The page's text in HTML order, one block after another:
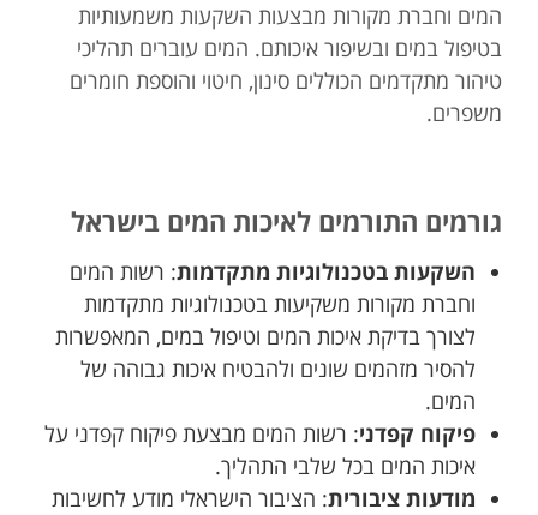
המים וחברת מקורות מבצעות השקעות משמעותיות
בטיפול במים ובשיפור איכותם. המים עוברים תהליכי
טיהור מתקדמים הכוללים סינון, חיטוי והוספת חומרים
משפרים.
גורמים התורמים לאיכות המים בישראל
השקעות בטכנולוגיות מתקדמות: רשות המים
וחברת מקורות משקיעות בטכנולוגיות מתקדמות
לצורך בדיקת איכות המים וטיפול במים, המאפשרות
להסיר מזהמים שונים ולהבטיח איכות גבוהה של
המים.
פיקוח קפדני: רשות המים מבצעת פיקוח קפדני על
איכות המים בכל שלבי התהליך.
מודעות ציבורית: הציבור הישראלי מודע לחשיבות